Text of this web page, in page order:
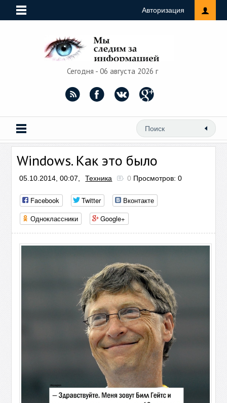
Авторизация
Сегодня - 06 августа 2026 г
Windows. Как это было
05.10.2014, 00:07, Техника 0 Просмотров: 0
Facebook Twitter
Вконтакте
Одноклассники
Google+